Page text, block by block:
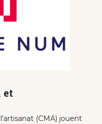
et
(CMA) jouent